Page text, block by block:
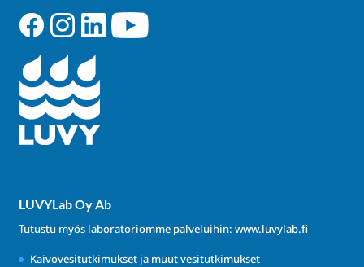
LUVYLab Oy Ab
Tutustu myös laboratoriomme palveluihin: www.luvylab.fi
Kaivovesitutkimukset ja muut vesitutkimukset